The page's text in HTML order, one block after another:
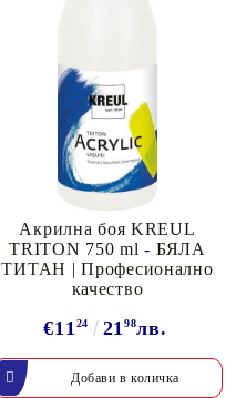
Акрилна боя KREUL
TRITON 750 ml - БЯЛА
ТИТАН | Професионално
качество
€11 24 2198лв.